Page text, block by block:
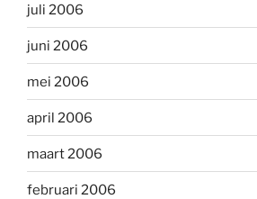
juli 2006
juni 2006
mei 2006
april 2006
maart 2006
februari 2006